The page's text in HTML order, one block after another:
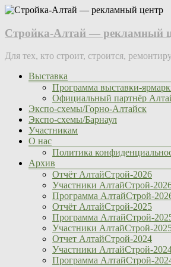
Skip
content
Стройка-Алтай — рекламный
Для тех, кто строит, строится,
МенюВыставка
Программа выставки-
Официальный партнёр
Экспо-схемы/Горно-Алтайск
Экспо-схемы/Барнаул
Участникам
О нас
Политика
Архив
Отчёт АлтайСтрой-2026
Участники АлтайСтрой-
Программа АлтайСтрой-
Отчёт АлтайСтрой-2025
Программа АлтайСтрой-
Участники АлтайСтрой-
Отчет АлтайСтрой-2024
Участники АлтайСтрой-
Программа АлтайСтрой-